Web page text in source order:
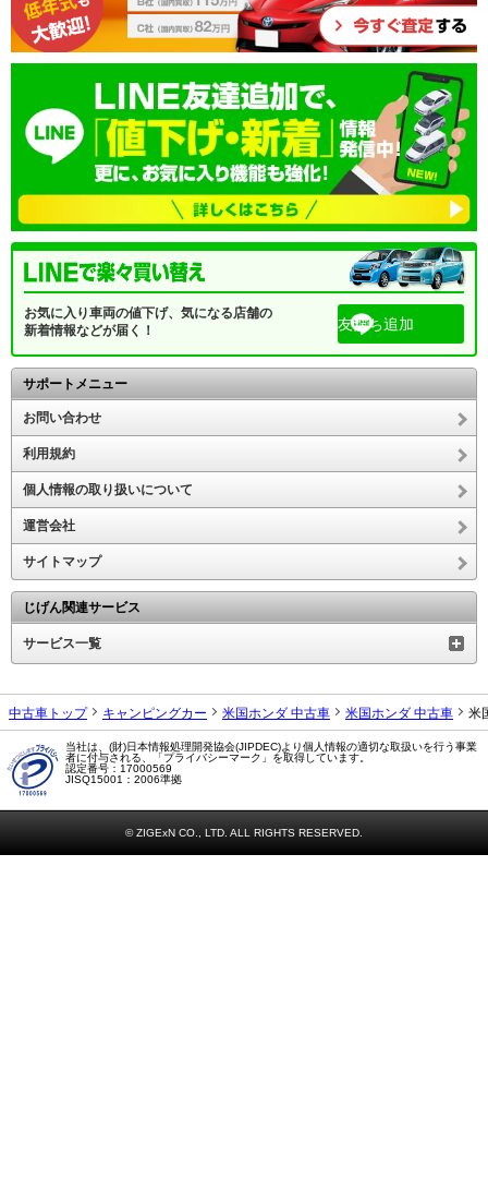
お気に入り車両の値下げ、気になる店舗の
新着情報などが届く！
友だち追加
サポートメニュー
お問い合わせ
利用規約
個人情報の取り扱いについて
運営会社
サイトマップ
じげん関連サービス
サービス一覧
中古車トップ キャンピングカー 米国ホンダ 中古車 米国ホンダ 中古車 米
当社は、(財)日本情報処理開発協会(JIPDEC)より個人情報の適切な取扱いを行う事業
者に付与される、「プライバシーマーク」を取得しています。
認定番号：17000569
JISQ15001：2006準拠
© ZIGExN CO., LTD. ALL RIGHTS RESERVED.